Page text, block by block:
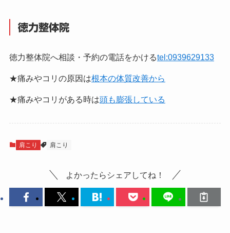
徳力整体院
徳力整体院へ相談・予約の電話をかけるtel:0939629133
★痛みやコリの原因は根本の体質改善から
★痛みやコリがある時は頭も膨張している
肩こり 肩こり
よかったらシェアしてね！